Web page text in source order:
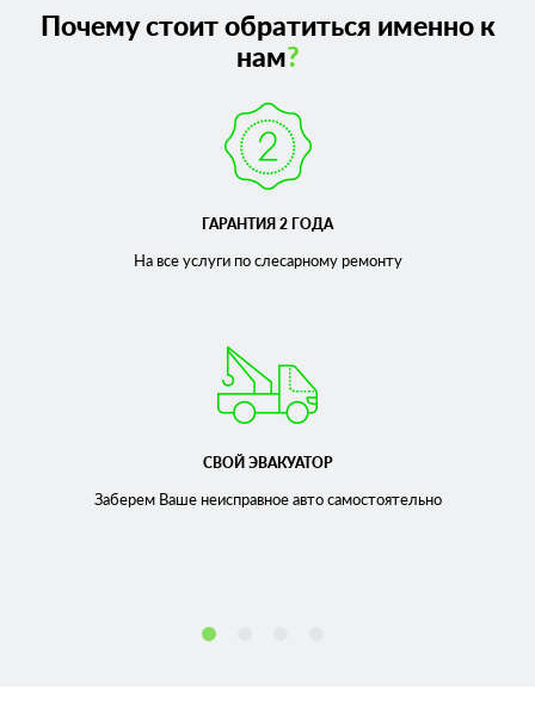
Почему стоит обратиться именно к
нам?
ГАРАНТИЯ 2 ГОДА
На все услуги по слесарномуремонту
СВОЙ ЭВАКУАТОР
Заберем Ваше неисправноеавто самостоятельно